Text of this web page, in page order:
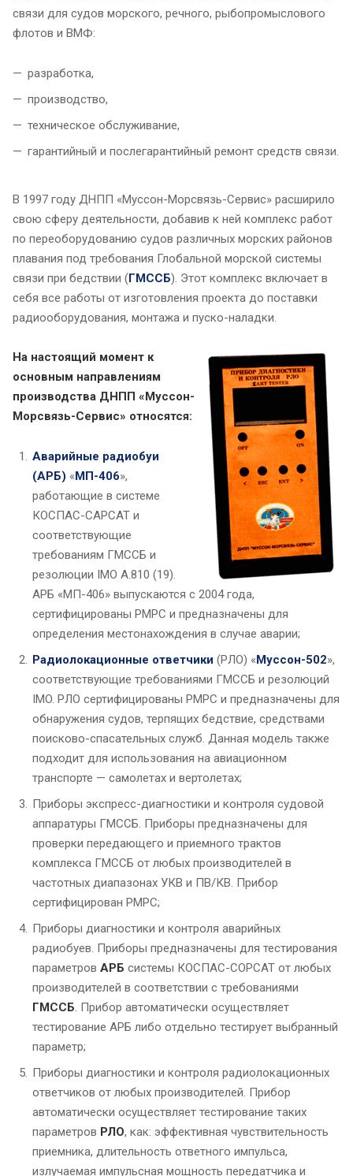
связи для судов морского, речного, рыбопромыслового
флотов и ВМФ:
разработка,
производство,
техническое обслуживание,
гарантийный и послегарантийный ремонт средств связи.
В 1997 году ДНПП «Муссон-Морсвязь-Сервис» расширило
свою сферу деятельности, добавив к ней комплекс работ
по переоборудованию судов различных морских районов
плавания под требования Глобальной морской системы
связи при бедствии (ГМССБ). Этот комплекс включает в
себя все работы от изготовления проекта до поставки
радиооборудования, монтажа и пуско-наладки.
На настоящий момент к
основным направлениям
производства ДНПП «Муссон-
Морсвязь-Сервис» относятся:
Аварийные радиобуи
(АРБ) «МП-406»,
работающие в системе
КОСПАС-САРСАТ и
соответствующие
требованиям ГМССБ и
резолюции IMO A.810 (19).
АРБ «МП-406» выпускаются с 2004 года,
сертифицированы РМРС и предназначены для
определения местонахождения в случае аварии;
Радиолокационные ответчики (РЛО) «Муссон-502»,
соответствующие требованиями ГМССБ и резолюций
IMO. РЛО сертифицированы РМРС и предназначены для
обнаружения судов, терпящих бедствие, средствами
поисково-спасательных служб. Данная модель также
подходит для использования на авиационном
транспорте — самолетах и вертолетах;
Приборы экспресс-диагностики и контроля судовой
аппаратуры ГМССБ. Приборы предназначены для
проверки передающего и приемного трактов
комплекса ГМССБ от любых производителей в
частотных диапазонах УКВ и ПВ/КВ. Прибор
сертифицирован РМРС;
Приборы диагностики и контроля аварийных
радиобуев. Приборы предназначены для тестирования
параметров АРБ системы КОСПАС-СОРСАТ от любых
производителей в соответствии с требованиями
ГМССБ. Прибор автоматически осуществляет
тестирование АРБ либо отдельно тестирует выбранный
параметр;
Приборы диагностики и контроля радиолокационных
ответчиков от любых производителей. Прибор
автоматически осуществляет тестирование таких
параметров РЛО, как: эффективная чувствительность
приемника, длительность ответного импульса,
излучаемая импульсная мощность передатчика и